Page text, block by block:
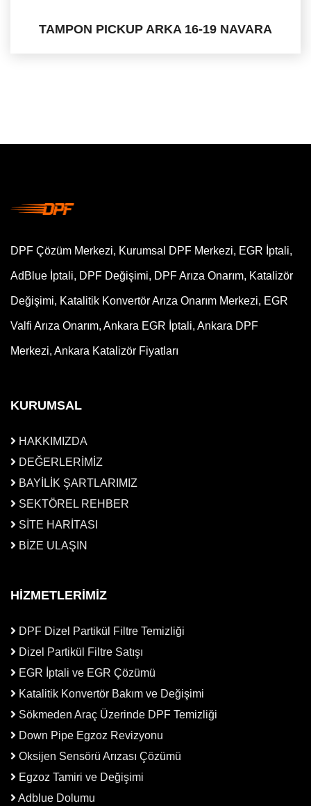
TAMPON PICKUP ARKA 16-19 NAVARA
DPF Çözüm Merkezi, Kurumsal DPF Merkezi, EGR İptali,
AdBlue İptali, DPF Değişimi, DPF Arıza Onarım, Katalizör
Değişimi, Katalitik Konvertör Arıza Onarım Merkezi, EGR
Valfi Arıza Onarım, Ankara EGR İptali, Ankara DPF
Merkezi, Ankara Katalizör Fiyatları
KURUMSAL
HAKKIMIZDA
DEĞERLERİMİZ
BAYİLİK ŞARTLARIMIZ
SEKTÖREL REHBER
SİTE HARİTASI
BİZE ULAŞIN
HİZMETLERİMİZ
DPF Dizel Partikül Filtre Temizliği
Dizel Partikül Filtre Satışı
EGR İptali ve EGR Çözümü
Katalitik Konvertör Bakım ve Değişimi
Sökmeden Araç Üzerinde DPF Temizliği
Down Pipe Egzoz Revizyonu
Oksijen Sensörü Arızası Çözümü
Egzoz Tamiri ve Değişimi
Adblue Dolumu